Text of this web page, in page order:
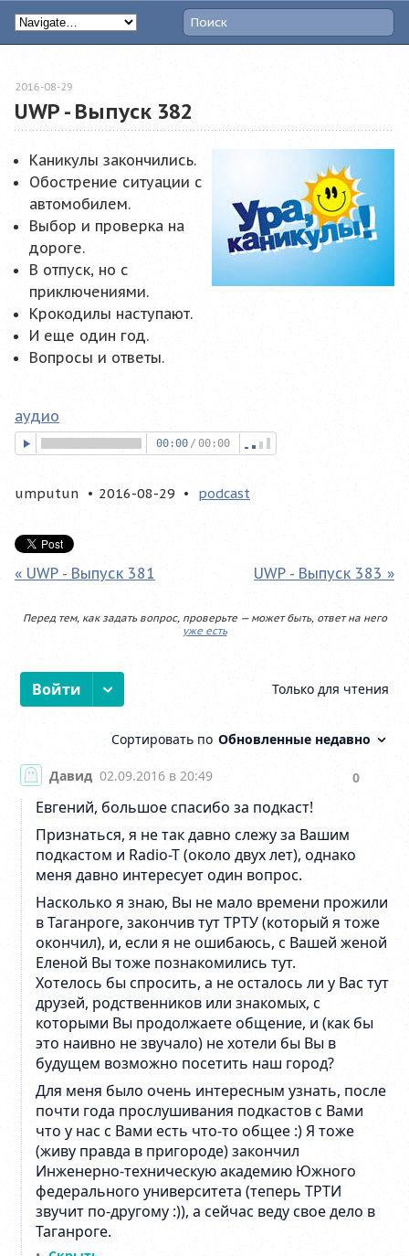
UWP - Выпуск 382
2016-08-29
Каникулы закончились.
Обострение ситуации с
автомобилем.
Выбор и проверка на
дороге.
В отпуск, но с
приключениями.
Крокодилы наступают.
И еще один год.
Вопросы и ответы.
аудио
00:00 / 00:00
umputun 2016-08-29 podcast
« UWP - Выпуск 381 UWP - Выпуск 383 »
Перед тем, как задать вопрос, проверьте — может быть, ответ на него
уже есть